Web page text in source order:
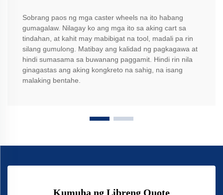
Sobrang paos ng mga caster wheels na ito habang
gumagalaw. Nilagay ko ang mga ito sa aking cart sa
tindahan, at kahit may mabibigat na tool, madali pa rin
silang gumulong. Matibay ang kalidad ng pagkagawa at
hindi sumasama sa buwanang paggamit. Hindi rin nila
ginagastas ang aking kongkreto na sahig, na isang
malaking bentahe.
Kumuha ng Libreng Quote